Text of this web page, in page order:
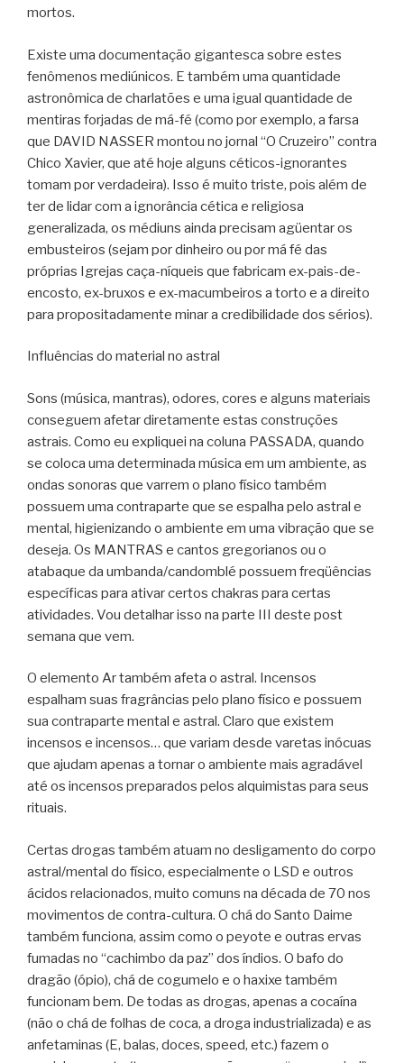
mortos.
Existe uma documentação gigantesca sobre estes
fenômenos mediúnicos. E também uma quantidade
astronômica de charlatões e uma igual quantidade de
mentiras forjadas de má-fé (como por exemplo, a farsa
que DAVID NASSER montou no jornal “O Cruzeiro” contra
Chico Xavier, que até hoje alguns céticos-ignorantes
tomam por verdadeira). Isso é muito triste, pois além de
ter de lidar com a ignorância cética e religiosa
generalizada, os médiuns ainda precisam agüentar os
embusteiros (sejam por dinheiro ou por má fé das
próprias Igrejas caça-níqueis que fabricam ex-pais-de-
encosto, ex-bruxos e ex-macumbeiros a torto e a direito
para propositadamente minar a credibilidade dos sérios).
Influências do material no astral
Sons (música, mantras), odores, cores e alguns materiais
conseguem afetar diretamente estas construções
astrais. Como eu expliquei na coluna PASSADA, quando
se coloca uma determinada música em um ambiente, as
ondas sonoras que varrem o plano físico também
possuem uma contraparte que se espalha pelo astral e
mental, higienizando o ambiente em uma vibração que se
deseja. Os MANTRAS e cantos gregorianos ou o
atabaque da umbanda/candomblé possuem freqüências
específicas para ativar certos chakras para certas
atividades. Vou detalhar isso na parte III deste post
semana que vem.
O elemento Ar também afeta o astral. Incensos
espalham suas fragrâncias pelo plano físico e possuem
sua contraparte mental e astral. Claro que existem
incensos e incensos… que variam desde varetas inócuas
que ajudam apenas a tornar o ambiente mais agradável
até os incensos preparados pelos alquimistas para seus
rituais.
Certas drogas também atuam no desligamento do corpo
astral/mental do físico, especialmente o LSD e outros
ácidos relacionados, muito comuns na década de 70 nos
movimentos de contra-cultura. O chá do Santo Daime
também funciona, assim como o peyote e outras ervas
fumadas no “cachimbo da paz” dos índios. O bafo do
dragão (ópio), chá de cogumelo e o haxixe também
funcionam bem. De todas as drogas, apenas a cocaína
(não o chá de folhas de coca, a droga industrializada) e as
anfetaminas (E, balas, doces, speed, etc.) fazem o